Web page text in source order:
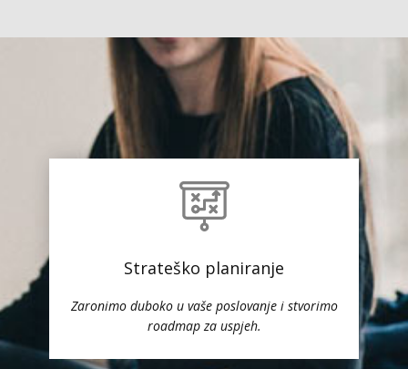
Strateško planiranje
Zaronimo duboko u vaše poslovanje i stvorimo
roadmap za uspjeh.